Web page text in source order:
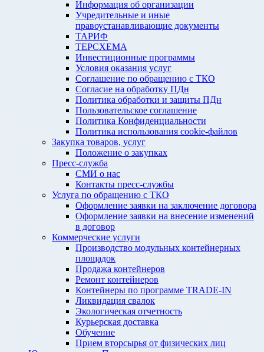
Информация об организации
Учредительные и иные
правоустанавливающие документы
ТАРИФ
ТЕРСХЕМА
Инвестиционные программы
Условия оказания услуг
Соглашение по обращению с ТКО
Согласие на обработку ПДн
Политика обработки и защиты ПДн
Пользовательское соглашение
Политика Конфиденциальности
Политика использования cookie-файлов
Закупка товаров, услуг
Положение о закупках
Пресс-служба
СМИ о нас
Контакты пресс-службы
Услуга по обращению с ТКО
Оформление заявки на заключение договора
Оформление заявки на внесение изменений
в договор
Коммерческие услуги
Производство модульных контейнерных
площадок
Продажа контейнеров
Ремонт контейнеров
Контейнеры по программе TRADE-IN
Ликвидация свалок
Экологическая отчетность
Курьерская доставка
Обучение
Прием вторсырья от физических лиц